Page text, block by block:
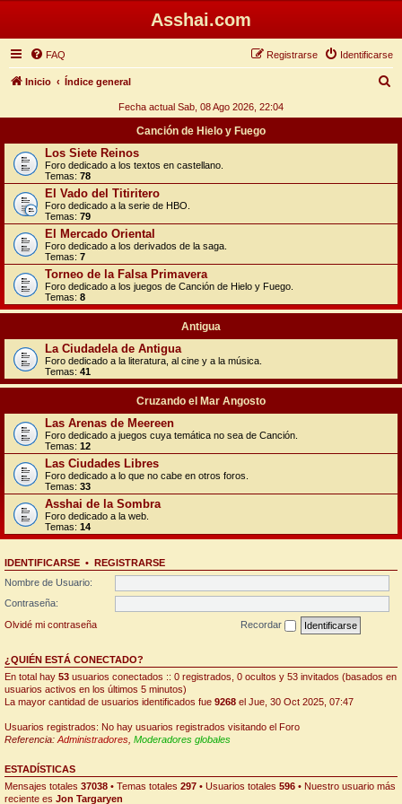
Asshai.com
FAQ Identificarse
Registrarse
Inicio Índice general
c
Fecha actual Sab, 08 Ago 2026, 22:04
Canción de Hielo y Fuego
Los Siete Reinos
Foro dedicado a los textos en castellano.
Temas: 78
El Vado del Titiritero
Foro dedicado a la serie de HBO.
Temas: 79
El Mercado Oriental
Foro dedicado a los derivados de la saga.
Temas: 7
Torneo de la Falsa Primavera
Foro dedicado a los juegos de Canción de Hielo y Fuego.
Temas: 8
Antigua
La Ciudadela de Antigua
Foro dedicado a la literatura, al cine y a la música.
Temas: 41
Cruzando el Mar Angosto
Las Arenas de Meereen
Foro dedicado a juegos cuya temática no sea de Canción.
Temas: 12
Las Ciudades Libres
Foro dedicado a lo que no cabe en otros foros.
Temas: 33
Asshai de la Sombra
Foro dedicado a la web.
Temas: 14
IDENTIFICARSE • REGISTRARSE
Nombre de Usuario:
Contraseña:
Olvidé mi contraseña
Recordar
¿QUIÉN ESTÁ CONECTADO?
En total hay 53 usuarios conectados :: 0 registrados, 0 ocultos y 53 invitados (basados en
usuarios activos en los últimos 5 minutos)
La mayor cantidad de usuarios identificados fue 9268 el Jue, 30 Oct 2025, 07:47
Usuarios registrados: No hay usuarios registrados visitando el Foro
Referencia: Administradores Moderadores globales
ESTADÍSTICAS
Mensajes totales 37038 • Temas totales 297 • Usuarios totales 596 • Nuestro usuario más
reciente es Jon Targaryen